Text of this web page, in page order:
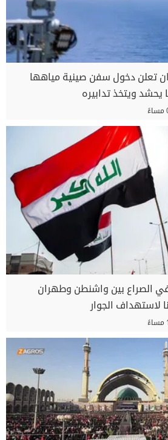
تعلن دخول سفن صينية مياهها
يحشد ويتخذ تدابيره
في الصراع بين واشنطن وطهران
لاستهداف الجوار